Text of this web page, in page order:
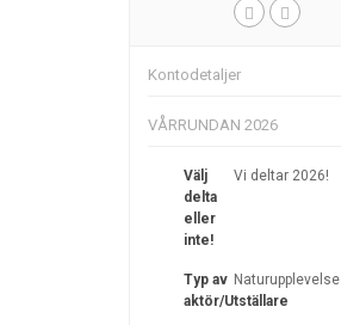
Kontodetaljer
VÅRRUNDAN 2026
Välj
delta
eller
inte!
Vi deltar 2026!
Typ av
aktör/Utställare
Naturupplevelse